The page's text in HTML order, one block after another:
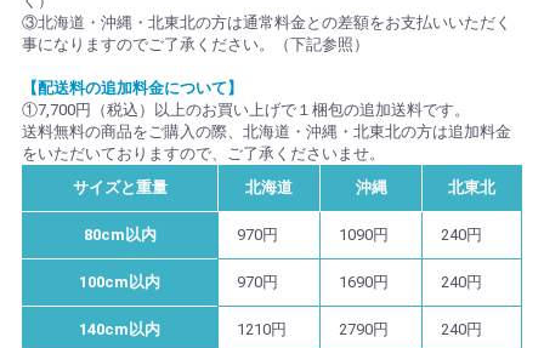
③北海道・沖縄・北東北の方は通常料金との差額をお支払いいただく
事になりますのでご了承ください。（下記参照）
【配送料の追加料金について】
①7,700円（税込）以上のお買い上げで１梱包の追加送料です。
送料無料の商品をご購入の際、北海道・沖縄・北東北の方は追加料金
をいただいておりますので、ご了承くださいませ。
サイズと重量
北海道 沖縄 北東北
80cm以内 970円 1090円 240円
100cm以内 970円 1690円 240円
140cm以内 1210円 2790円 240円